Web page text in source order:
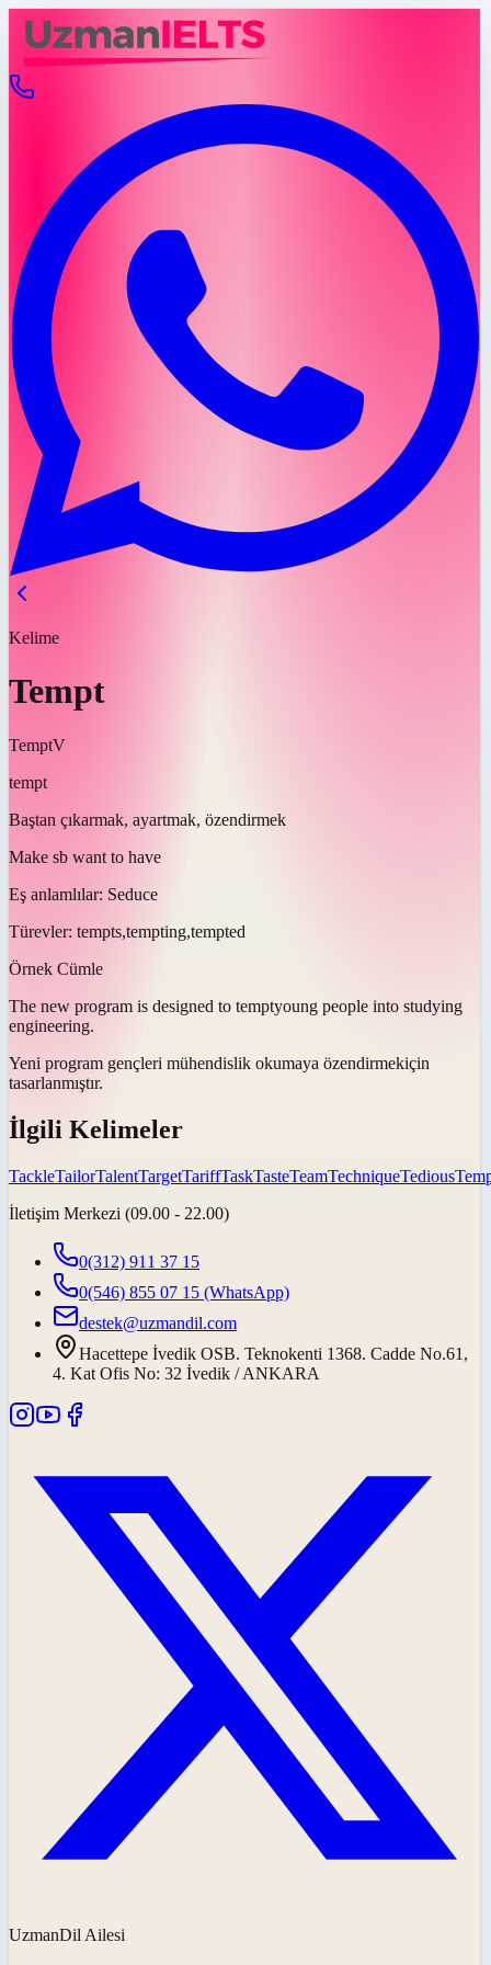
Kelime
Tempt
TemptV
tempt
Baştan çıkarmak, ayartmak, özendirmek
Make sb want to have
Eş anlamlılar: Seduce
Türevler: tempts,tempting,tempted
Örnek Cümle
The new program is designed to temptyoung people into studying
engineering.
Yeni program gençleri mühendislik okumaya özendirmekiçin
tasarlanmıştır.
İlgili Kelimeler
TackleTailorTalentTargetTariffTaskTasteTeamTechniqueTedious
İletişim Merkezi (09.00 - 22.00)
0(312) 911 37 15
0(546) 855 07 15 (WhatsApp)
destek@uzmandil.com
Hacettepe İvedik OSB. Teknokenti 1368. Cadde No.61,
4. Kat Ofis No: 32 İvedik / ANKARA
UzmanDil Ailesi